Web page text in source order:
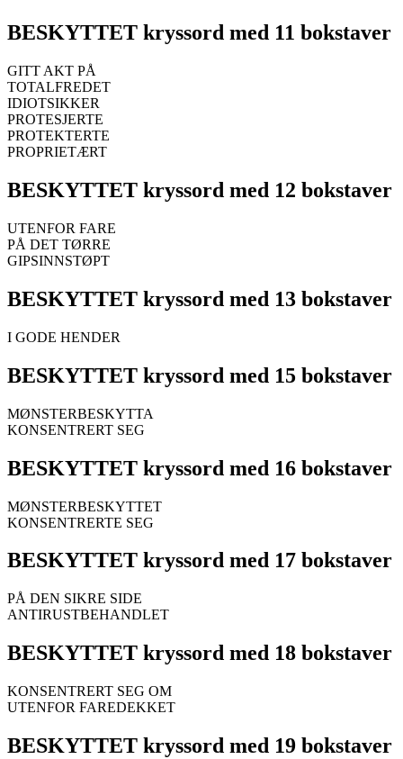
BESKYTTET kryssord med 11 bokstaver
GITT AKT PÅ
TOTALFREDET
IDIOTSIKKER
PROTESJERTE
PROTEKTERTE
PROPRIETÆRT
BESKYTTET kryssord med 12 bokstaver
UTENFOR FARE
PÅ DET TØRRE
GIPSINNSTØPT
BESKYTTET kryssord med 13 bokstaver
I GODE HENDER
BESKYTTET kryssord med 15 bokstaver
MØNSTERBESKYTTA
KONSENTRERT SEG
BESKYTTET kryssord med 16 bokstaver
MØNSTERBESKYTTET
KONSENTRERTE SEG
BESKYTTET kryssord med 17 bokstaver
PÅ DEN SIKRE SIDE
ANTIRUSTBEHANDLET
BESKYTTET kryssord med 18 bokstaver
KONSENTRERT SEG OM
UTENFOR FAREDEKKET
BESKYTTET kryssord med 19 bokstaver